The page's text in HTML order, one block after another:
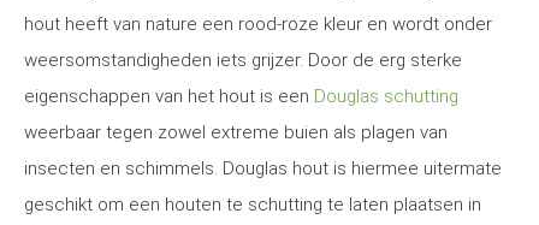
hout heeft van nature een rood-roze kleur en wordt onder
weersomstandigheden iets grijzer. Door de erg sterke
eigenschappen van het hout is een Douglas schutting
weerbaar tegen zowel extreme buien als plagen van
insecten en schimmels. Douglas hout is hiermee uitermate
geschikt om een houten te schutting te laten plaatsen in